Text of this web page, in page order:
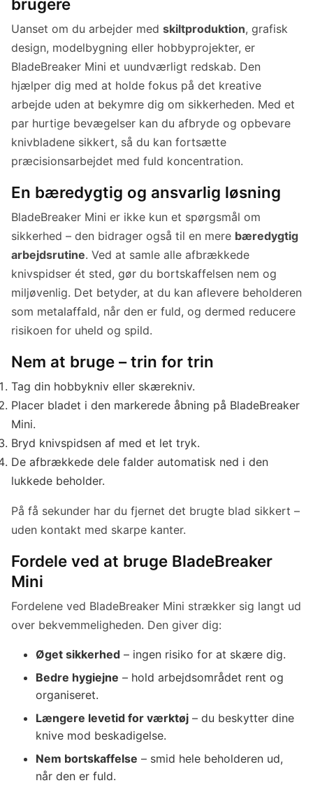
brugere
Uanset om du arbejder med skiltproduktion, grafisk
design, modelbygning eller hobbyprojekter, er
BladeBreaker Mini et uundværligt redskab. Den
hjælper dig med at holde fokus på det kreative
arbejde uden at bekymre dig om sikkerheden. Med et
par hurtige bevægelser kan du afbryde og opbevare
knivbladene sikkert, så du kan fortsætte
præcisionsarbejdet med fuld koncentration.
En bæredygtig og ansvarlig løsning
BladeBreaker Mini er ikke kun et spørgsmål om
sikkerhed – den bidrager også til en mere bæredygtig
arbejdsrutine. Ved at samle alle afbrækkede
knivspidser ét sted, gør du bortskaffelsen nem og
miljøvenlig. Det betyder, at du kan aflevere beholderen
som metalaffald, når den er fuld, og dermed reducere
risikoen for uheld og spild.
Nem at bruge – trin for trin
Tag din hobbykniv eller skærekniv.
Placer bladet i den markerede åbning på BladeBreaker
Mini.
Bryd knivspidsen af med et let tryk.
De afbrækkede dele falder automatisk ned i den
lukkede beholder.
På få sekunder har du fjernet det brugte blad sikkert –
uden kontakt med skarpe kanter.
Fordele ved at bruge BladeBreaker
Mini
Fordelene ved BladeBreaker Mini strækker sig langt ud
over bekvemmeligheden. Den giver dig:
Øget sikkerhed – ingen risiko for at skære dig.
Bedre hygiejne – hold arbejdsområdet rent og
organiseret.
Længere levetid for værktøj – du beskytter dine
knive mod beskadigelse.
Nem bortskaffelse – smid hele beholderen ud,
når den er fuld.